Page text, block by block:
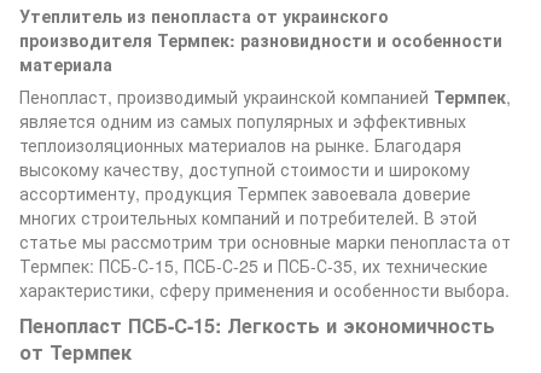
Утеплитель из пенопласта от украинского
производителя Термпек: разновидности и особенности
материала
Пенопласт, производимый украинской компанией Термпек,
является одним из самых популярных и эффективных
теплоизоляционных материалов на рынке. Благодаря
высокому качеству, доступной стоимости и широкому
ассортименту, продукция Термпек завоевала доверие
многих строительных компаний и потребителей. В этой
статье мы рассмотрим три основные марки пенопласта от
Термпек: ПСБ-С-15, ПСБ-С-25 и ПСБ-С-35, их технические
характеристики, сферу применения и особенности выбора.
Пенопласт ПСБ-С-15: Легкость и экономичность
от Термпек